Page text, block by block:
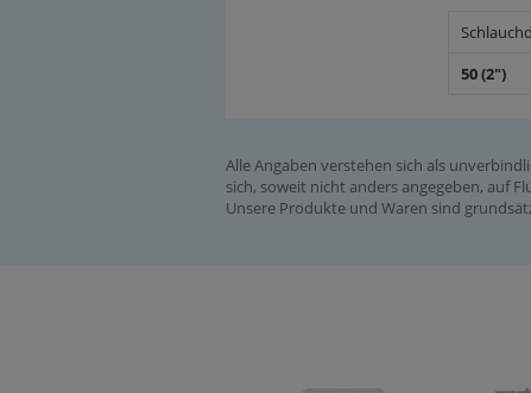
50 (2")
Alle Angaben verstehen sich als
sich, soweit nicht anders angegeben, auf
Unsere Produkte und Waren sind